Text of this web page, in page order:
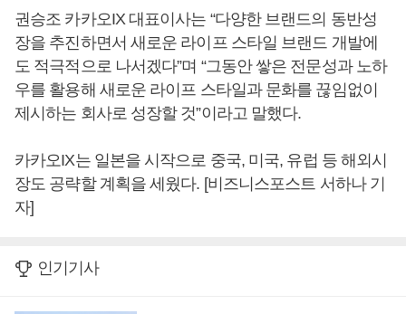
권승조 카카오IX 대표이사는 “다양한 브랜드의 동반성
장을 추진하면서 새로운 라이프 스타일 브랜드 개발에
도 적극적으로 나서겠다”며 “그동안 쌓은 전문성과 노하
우를 활용해 새로운 라이프 스타일과 문화를 끊임없이
제시하는 회사로 성장할 것”이라고 말했다.
카카오IX는 일본을 시작으로 중국, 미국, 유럽 등 해외시
장도 공략할 계획을 세웠다. [비즈니스포스트 서하나 기
자]
인기기사